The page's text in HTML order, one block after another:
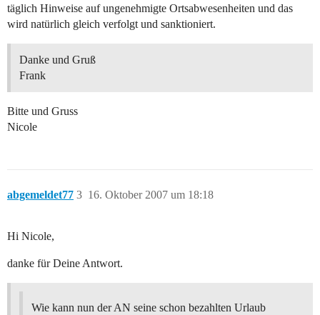
täglich Hinweise auf ungenehmigte Ortsabwesenheiten und das
wird natürlich gleich verfolgt und sanktioniert.
Danke und Gruß
Frank
Bitte und Gruss
Nicole
abgemeldet77 16. Oktober 2007 um 18:18
3
Hi Nicole,
danke für Deine Antwort.
Wie kann nun der AN seine schon bezahlten Urlaub